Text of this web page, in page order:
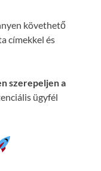
követhető
címekkel és
szerepeljen a
ügyfél